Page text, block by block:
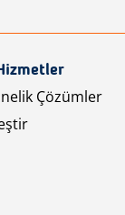
Çözümler